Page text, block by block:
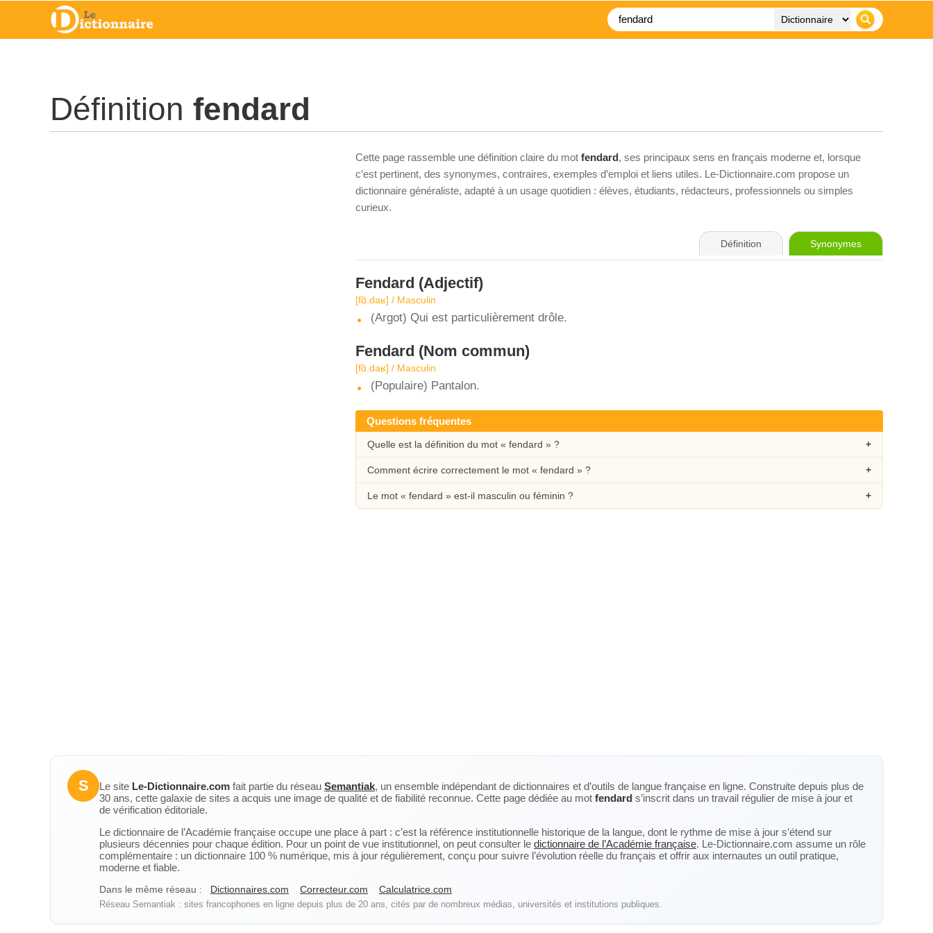
Définition fendard
Cette page rassemble une définition claire du mot fendard, ses principaux sens en français moderne et, lorsque
c’est pertinent, des synonymes, contraires, exemples d’emploi et liens utiles. Le-Dictionnaire.com propose un
dictionnaire généraliste, adapté à un usage quotidien : élèves, étudiants, rédacteurs, professionnels ou simples
curieux.
Définition Synonymes
Fendard (Adjectif)
[fɑ̃.daʁ] / Masculin
(Argot) Qui est particulièrement drôle.
Fendard (Nom commun)
[fɑ̃.daʁ] / Masculin
(Populaire) Pantalon.
Questions fréquentes
Quelle est la définition du mot « fendard » ?
Comment écrire correctement le mot « fendard » ?
Le mot « fendard » est-il masculin ou féminin ?
S Le site Le-Dictionnaire.com fait partie du réseau Semantiak, un ensemble indépendant de dictionnaires et d’outils de langue française en ligne. Construite depuis plus de
30 ans, cette galaxie de sites a acquis une image de qualité et de fiabilité reconnue. Cette page dédiée au mot fendard s’inscrit dans un travail régulier de mise à jour et
de vérification éditoriale.
Le dictionnaire de l’Académie française occupe une place à part : c’est la référence institutionnelle historique de la langue, dont le rythme de mise à jour s’étend sur
plusieurs décennies pour chaque édition. Pour un point de vue institutionnel, on peut consulter le dictionnaire de l’Académie française. Le-Dictionnaire.com assume un rôle
complémentaire : un dictionnaire 100 % numérique, mis à jour régulièrement, conçu pour suivre l’évolution réelle du français et offrir aux internautes un outil pratique,
moderne et fiable.
Dans le même réseau : Dictionnaires.com Correcteur.com Calculatrice.com
Réseau Semantiak : sites francophones en ligne depuis plus de 20 ans, cités par de nombreux médias, universités et institutions publiques.